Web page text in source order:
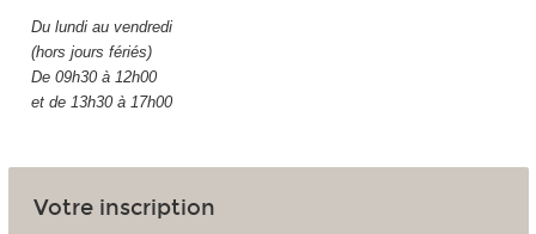
Du lundi au vendredi
(hors jours fériés)
De 09h30 à 12h00
et de 13h30 à 17h00
Votre inscription